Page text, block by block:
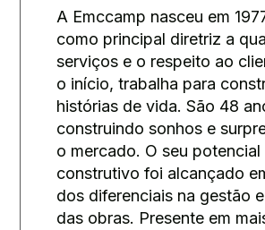
A Emccamp nasceu em
como principal diretriz a
serviços e o respeito ao
o início, trabalha para
histórias de vida. São 48
construindo sonhos e
o mercado. O seu potencial
construtivo foi alcançado
dos diferenciais na gestão
das obras. Presente em